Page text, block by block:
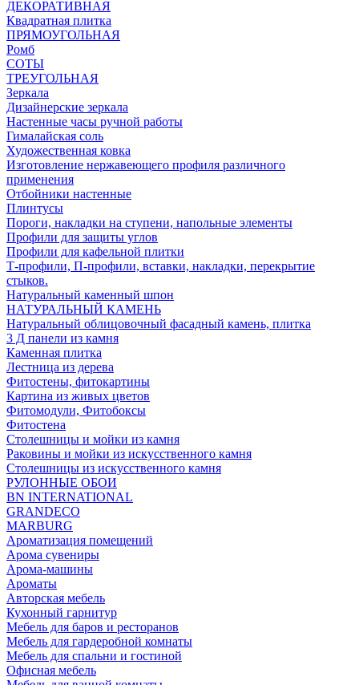
ДЕКОРАТИВНАЯ
Квадратная плитка
ПРЯМОУГОЛЬНАЯ
Ромб
СОТЫ
ТРЕУГОЛЬНАЯ
Зеркала
Дизайнерские зеркала
Настенные часы ручной работы
Гималайская соль
Художественная ковка
Изготовление нержавеющего профиля различного
применения
Отбойники настенные
Плинтусы
Пороги, накладки на ступени, напольные элементы
Профили для защиты углов
Профили для кафельной плитки
Т-профили, П-профили, вставки, накладки, перекрытие
стыков.
Натуральный каменный шпон
НАТУРАЛЬНЫЙ КАМЕНЬ
Натуральный облицовочный фасадный камень, плитка
3 Д панели из камня
Каменная плитка
Лестница из дерева
Фитостены, фитокартины
Картина из живых цветов
Фитомодули, Фитобоксы
Фитостена
Столешницы и мойки из камня
Раковины и мойки из искусственного камня
Столешницы из искусственного камня
РУЛОННЫЕ ОБОИ
BN INTERNATIONAL
GRANDECO
MARBURG
Ароматизация помещений
Арома сувениры
Арома-машины
Ароматы
Авторская мебель
Кухонный гарнитур
Мебель для баров и ресторанов
Мебель для гардеробной комнаты
Мебель для спальни и гостиной
Офисная мебель